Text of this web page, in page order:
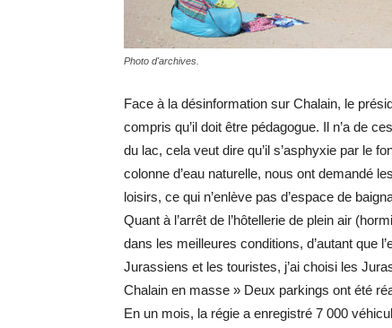
Photo d'archives.
Face à la désinformation sur Chalain, le
compris qu’il doit être pédagogue. Il n’a de
du lac, cela veut dire qu’il s’asphyxie par le
colonne d’eau naturelle, nous ont demandé
loisirs, ce qui n’enlève pas d’espace de
Quant à l’arrêt de l’hôtellerie de plein air
dans les meilleures conditions, d’autant que
Jurassiens et les touristes, j’ai choisi les
Chalain en masse » Deux parkings ont été
En un mois, la régie a enregistré 7 000